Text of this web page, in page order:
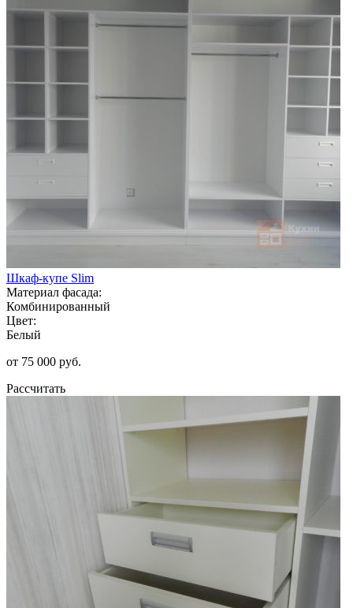
Шкаф-купе Slim
Материал фасада:
Комбинированный
Цвет:
Белый
от 75 000 руб.
Рассчитать